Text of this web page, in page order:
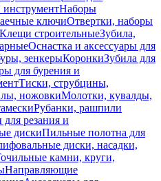
Наборы
ключиОтвертки, наборы
Клещи строительныеЗубила,
Оснастка и аксессуары для
зенкерыКоронкиЗубила для
для бурения и
Тиски, струбцины,
ножовкиМолотки, кувалды,
Рубанки, рашпили
для резания и
дискиПильные полотна для
диски, насадки,
камни, круги,
Направляющие